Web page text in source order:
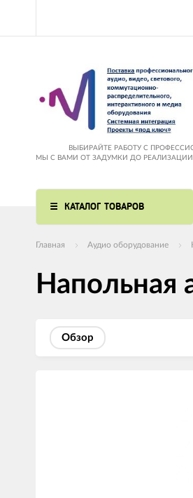
ВЫБИРАЙТЕ РАБОТУ С
МЫ С ВАМИ ОТ ЗАДУМКИ ДО РЕАЛИЗАЦИИ
КАТАЛОГ ТОВАРОВ
Главная Аудио оборудование
Напольная
Обзор